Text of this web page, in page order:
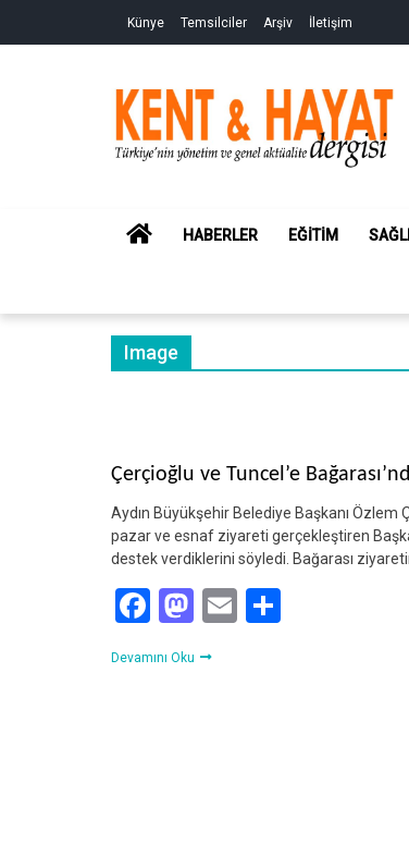
Künye Temsilciler Arşiv İletişim
HOMEHABERLER EĞITIM
Image
Çerçioğlu ve Tuncel’e
Aydın Büyükşehir Belediye Başkanı Özlem
pazar ve esnaf ziyareti gerçekleştiren
destek verdiklerini söyledi. Bağarası
Facebook
Mastodon
Email
Devamını Oku